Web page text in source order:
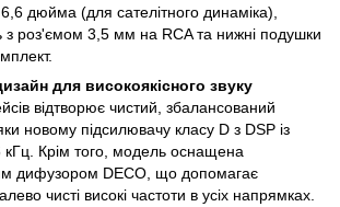
дюйма (для сателітного динаміка),
з роз'ємом 3,5 мм на RCA та нижні подушки
для високоякісного звуку
відтворює чистий, збалансований
новому підсилювачу класу D з DSP із
кГц. Крім того, модель оснащена
дифузором DECO, що допомагає
чисті високі частоти в усіх напрямках.